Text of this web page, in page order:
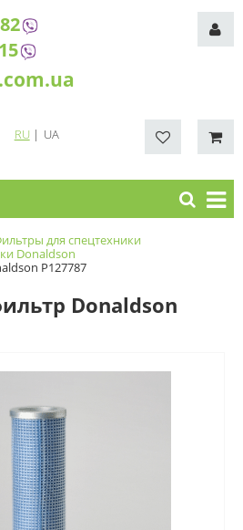
RU| UA
для спецтехники
Donaldson
P127787
Donaldson